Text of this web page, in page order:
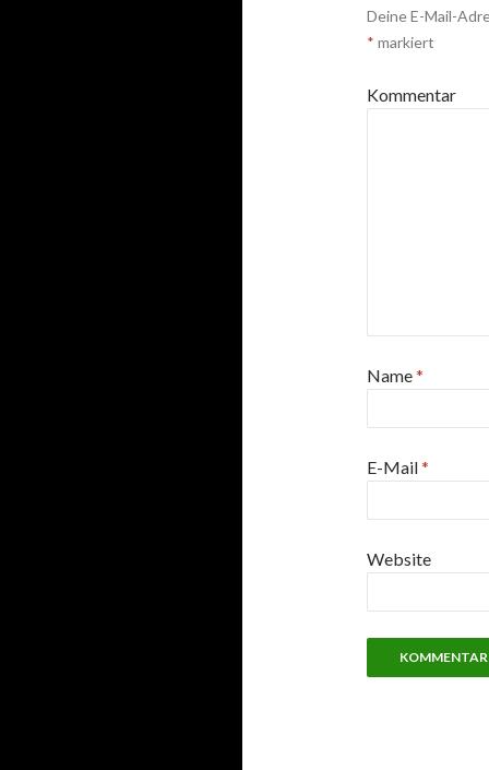
Deine E-Mail-
* markiert
Kommentar
Name*
E-Mail*
Website